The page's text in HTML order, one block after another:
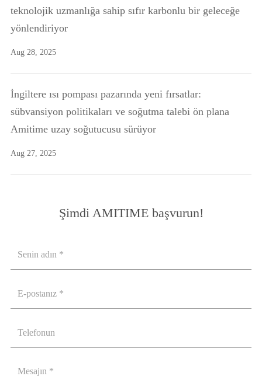
teknolojik uzmanlığa sahip sıfır karbonlu bir geleceğe
yönlendiriyor
Aug 28, 2025
İngiltere ısı pompası pazarında yeni fırsatlar:
sübvansiyon politikaları ve soğutma talebi ön plana
Amitime uzay soğutucusu sürüyor
Aug 27, 2025
Şimdi AMITIME başvurun!